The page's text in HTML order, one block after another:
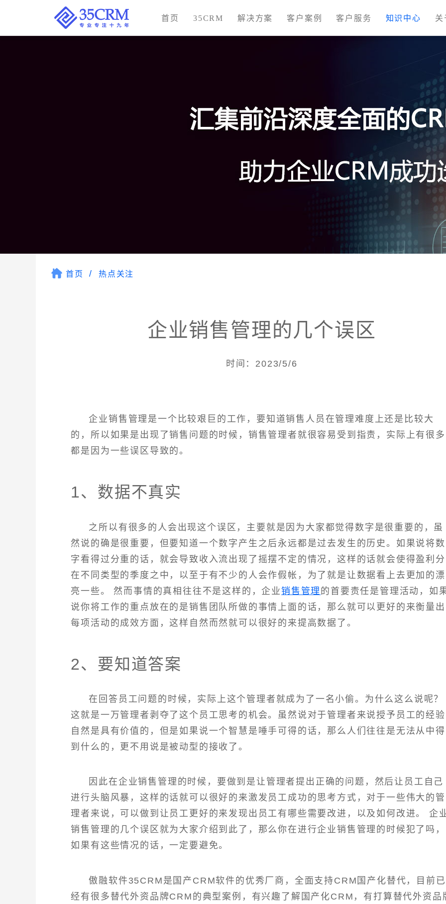
首页 35CRM 解决方案 客户案例 客户服务 知识中心 关
首页 热点关注
企业销售管理的几个误区
时间：2023/5/6
企业销售管理是一个比较艰巨的工作，要知道销售人员在管理难度上还是比较大
的，所以如果是出现了销售问题的时候，销售管理者就很容易受到指责，实际上有很多
都是因为一些误区导致的。
1、数据不真实
之所以有很多的人会出现这个误区，主要就是因为大家都觉得数字是很重要的，虽
然说的确是很重要，但要知道一个数字产生之后永远都是过去发生的历史。如果说将数
字看得过分重的话，就会导致收入流出现了摇摆不定的情况，这样的话就会使得盈利分
在不同类型的季度之中，以至于有不少的人会作假帐，为了就是让数据看上去更加的漂
亮一些。 然而事情的真相往往不是这样的，企业销售管理 的首要责任是管理活动，如
说你将工作的重点放在的是销售团队所做的事情上面的话，那么就可以更好的来衡量出
每项活动的成效方面，这样自然而然就可以很好的来提高数据了。
2、要知道答案
在回答员工问题的时候，实际上这个管理者就成为了一名小偷。为什么这么说呢？
这就是一万管理者剥夺了这个员工思考的机会。虽然说对于管理者来说授予员工的经验
自然是具有价值的，但是如果说一个智慧是唾手可得的话，那么人们往往是无法从中得
到什么的，更不用说是被动型的接收了。
因此在企业销售管理的时候，要做到是让管理者提出正确的问题，然后让员工自己
进行头脑风暴，这样的话就可以很好的来激发员工成功的思考方式，对于一些伟大的管
理者来说，可以做到让员工更好的来发现出员工有哪些需要改进，以及如何改进。 企
销售管理的几个误区就为大家介绍到此了，那么你在进行企业销售管理的时候犯了吗，
如果有这些情况的话，一定要避免。
傲融软件35CRM是国产CRM软件的优秀厂商，全面支持CRM国产化替代，目前已
经有很多替代外资品牌CRM的典型案例，有兴趣了解国产化CRM，有打算替代外资品